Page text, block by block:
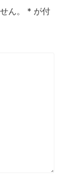
ん。 * が付